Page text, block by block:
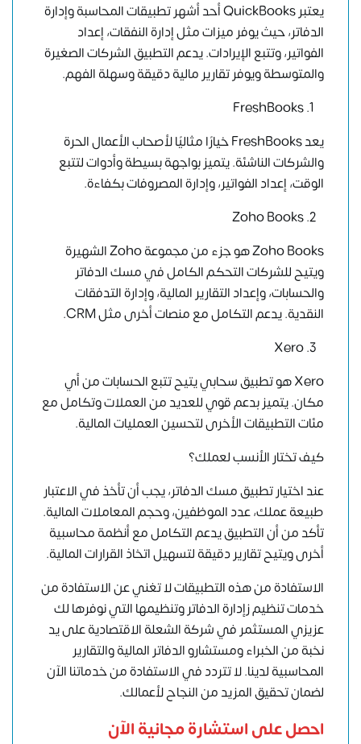
يعتبر QuickBooks أحد أشهر تطبيقات المحاسبة وإدارة
الدفاتر، حيث يوفر ميزات مثل إدارة النفقات، إعداد
الفواتير، وتتبع الإيرادات. يدعم التطبيق الشركات الصغيرة
والمتوسطة ويوفر تقارير مالية دقيقة وسهلة الفهم.
FreshBooks
يعد FreshBooks خيارًا مثاليًا لأصحاب الأعمال الحرة
والشركات الناشئة. يتميز بواجهة بسيطة وأدوات لتتبع
الوقت، إعداد الفواتير، وإدارة المصروفات بكفاءة.
Zoho Books
Zoho Books هو جزء من مجموعة Zoho الشهيرة
ويتيح للشركات التحكم الكامل في مسك الدفاتر
والحسابات، وإعداد التقارير المالية، وإدارة التدفقات
النقدية. يدعم التكامل مع منصات أخرى مثل CRM.
Xero
Xero هو تطبيق سحابي يتيح تتبع الحسابات من أي
مكان. يتميز بدعم قوي للعديد من العملات وتكامل مع
مئات التطبيقات الأخرى لتحسين العمليات المالية.
كيف تختار الأنسب لعملك؟
عند اختيار تطبيق مسك الدفاتر، يجب أن تأخذ في الاعتبار
طبيعة عملك، عدد الموظفين، وحجم المعاملات المالية.
تأكد من أن التطبيق يدعم التكامل مع أنظمة محاسبية
أخرى ويتيح تقارير دقيقة لتسهيل اتخاذ القرارات المالية.
الاستفادة من هذه التطبيقات لا تغني عن الاستفادة من
خدمات تنظيم زإدارة الدفاتر وتنظيمها التي نوفرها لك
عزيزي المستثمر في شركة الشعلة الاقتصادية على يد
نخبة من الخبراء ومستشارو الدفاتر المالية والتقارير
المحاسبية لدينا.لا تتردد في الاستفادة منخدماتنا الآن
لضمان تحقيق المزيد من النجاح لأعمالك.
احصل على استشارة مجانية الآن